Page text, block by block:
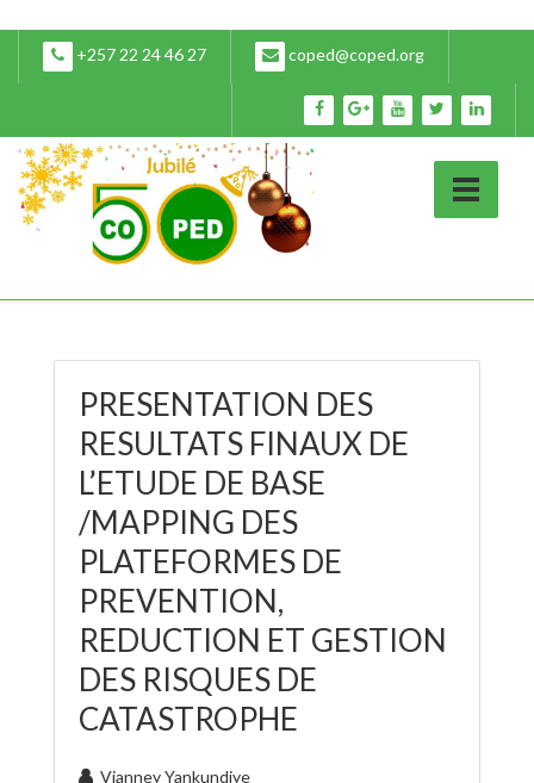
+257 22 24 46 27 coped@coped.org
PRESENTATION DES
RESULTATS FINAUX DE
L’ETUDE DE BASE
/MAPPING DES
PLATEFORMES DE
PREVENTION,
REDUCTION ET GESTION
DES RISQUES DE
CATASTROPHE
Vianney Yankundiye